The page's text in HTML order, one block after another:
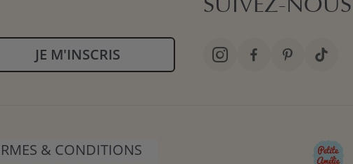
JE M'INSCRIS
SUIVEZ-NOUS
& CONDITIONS